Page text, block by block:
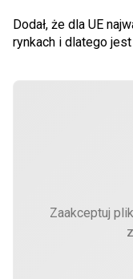
Dodał, że dla UE
rynkach i dlatego
Zaakceptuj